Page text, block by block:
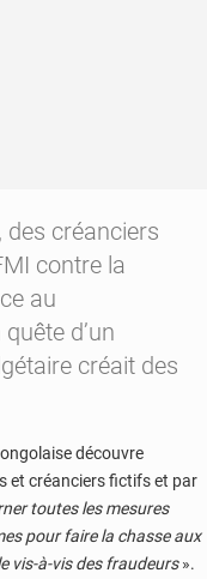
créanciers
contre la
au
d’un
créait des
découvre
et créanciers fictifs et par
toutes les mesures
pour faire la chasse aux
vis-à-vis des fraudeurs».